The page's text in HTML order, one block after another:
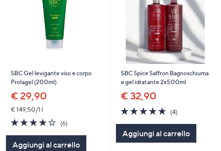
SBC Gel levigante viso e corpo
Prolagel (200ml)
€ 29,90
€ 149,50/1 l
4.2
of
5
Stars
(6)
Aggiungi al carrello
SBC Spice Saffron Bagnoschiuma
e gel idratante 2x500ml
€ 32,90
4.8
of
Stars
(4)4
Aggiungi al carrello